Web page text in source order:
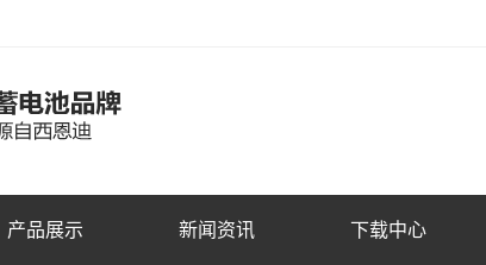
产品展示 新闻资讯 下载中心